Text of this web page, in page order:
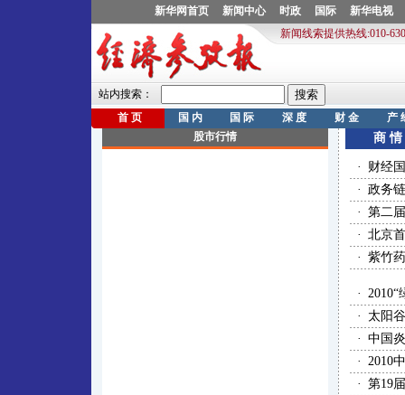
商 情
·
财经
· 政务
· 第二
· 北京
· 紫竹
· 2010“
·
太阳
· 中国
· 2010
· 第19